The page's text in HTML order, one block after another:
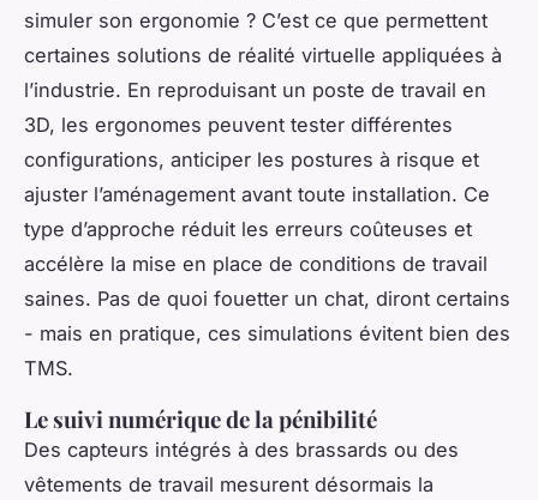
simuler son ergonomie ? C’est ce que permettent
certaines solutions de réalité virtuelle appliquées à
l’industrie. En reproduisant un poste de travail en
3D, les ergonomes peuvent tester différentes
configurations, anticiper les postures à risque et
ajuster l’aménagement avant toute installation. Ce
type d’approche réduit les erreurs coûteuses et
accélère la mise en place de conditions de travail
saines. Pas de quoi fouetter un chat, diront certains
- mais en pratique, ces simulations évitent bien des
TMS.
Le suivi numérique de la pénibilité
Des capteurs intégrés à des brassards ou des
vêtements de travail mesurent désormais la